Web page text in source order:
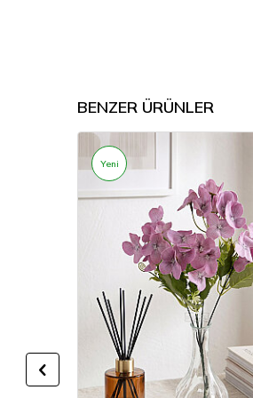
BENZER ÜRÜNLER
Yeni